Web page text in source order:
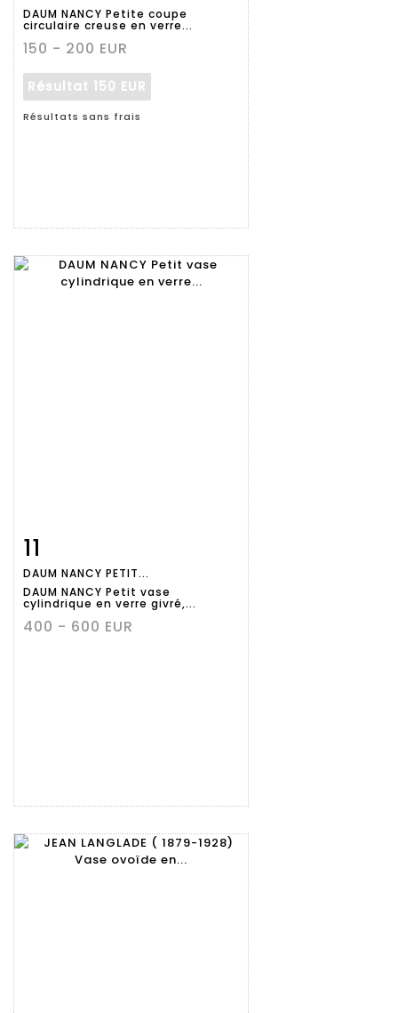
détaillée
DAUM NANCY Petite coupe
circulaire creuse en verre...
150 - 200 EUR
Résultat 150 EUR
Résultats sans frais
détaillée
11
DAUM NANCY PETIT...
DAUM NANCY Petit vase
cylindrique en verre givré,...
400 - 600 EUR